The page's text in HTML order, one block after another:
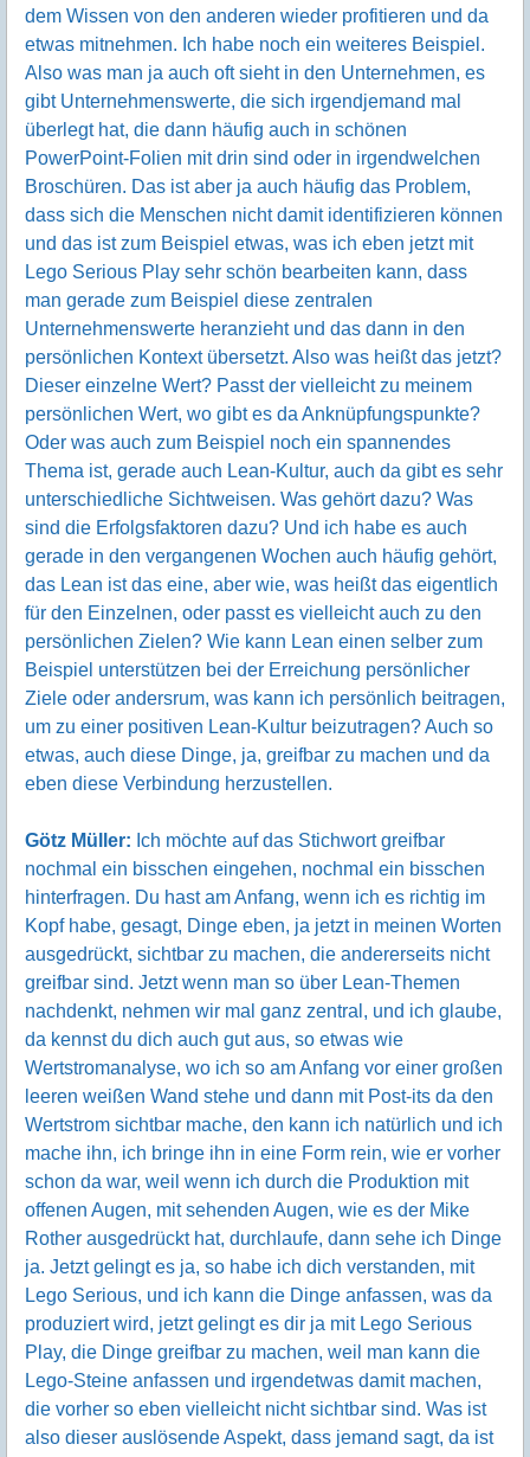
dem Wissen von den anderen wieder profitieren und da
etwas mitnehmen. Ich habe noch ein weiteres Beispiel.
Also was man ja auch oft sieht in den Unternehmen, es
gibt Unternehmenswerte, die sich irgendjemand mal
überlegt hat, die dann häufig auch in schönen
PowerPoint-Folien mit drin sind oder in irgendwelchen
Broschüren. Das ist aber ja auch häufig das Problem,
dass sich die Menschen nicht damit identifizieren können
und das ist zum Beispiel etwas, was ich eben jetzt mit
Lego Serious Play sehr schön bearbeiten kann, dass
man gerade zum Beispiel diese zentralen
Unternehmenswerte heranzieht und das dann in den
persönlichen Kontext übersetzt. Also was heißt das jetzt?
Dieser einzelne Wert? Passt der vielleicht zu meinem
persönlichen Wert, wo gibt es da Anknüpfungspunkte?
Oder was auch zum Beispiel noch ein spannendes
Thema ist, gerade auch Lean-Kultur, auch da gibt es sehr
unterschiedliche Sichtweisen. Was gehört dazu? Was
sind die Erfolgsfaktoren dazu? Und ich habe es auch
gerade in den vergangenen Wochen auch häufig gehört,
das Lean ist das eine, aber wie, was heißt das eigentlich
für den Einzelnen, oder passt es vielleicht auch zu den
persönlichen Zielen? Wie kann Lean einen selber zum
Beispiel unterstützen bei der Erreichung persönlicher
Ziele oder andersrum, was kann ich persönlich beitragen,
um zu einer positiven Lean-Kultur beizutragen? Auch so
etwas, auch diese Dinge, ja, greifbar zu machen und da
eben diese Verbindung herzustellen.
Götz Müller: Ich möchte auf das Stichwort greifbar
nochmal ein bisschen eingehen, nochmal ein bisschen
hinterfragen. Du hast am Anfang, wenn ich es richtig im
Kopf habe, gesagt, Dinge eben, ja jetzt in meinen Worten
ausgedrückt, sichtbar zu machen, die andererseits nicht
greifbar sind. Jetzt wenn man so über Lean-Themen
nachdenkt, nehmen wir mal ganz zentral, und ich glaube,
da kennst du dich auch gut aus, so etwas wie
Wertstromanalyse, wo ich so am Anfang vor einer großen
leeren weißen Wand stehe und dann mit Post-its da den
Wertstrom sichtbar mache, den kann ich natürlich und ich
mache ihn, ich bringe ihn in eine Form rein, wie er vorher
schon da war, weil wenn ich durch die Produktion mit
offenen Augen, mit sehenden Augen, wie es der Mike
Rother ausgedrückt hat, durchlaufe, dann sehe ich Dinge
ja. Jetzt gelingt es ja, so habe ich dich verstanden, mit
Lego Serious, und ich kann die Dinge anfassen, was da
produziert wird, jetzt gelingt es dir ja mit Lego Serious
Play, die Dinge greifbar zu machen, weil man kann die
Lego-Steine anfassen und irgendetwas damit machen,
die vorher so eben vielleicht nicht sichtbar sind. Was ist
also dieser auslösende Aspekt, dass jemand sagt, da ist